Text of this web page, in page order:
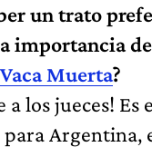
un trato
importancia
Vaca Muerta?
los jueces! Es
Argentina,